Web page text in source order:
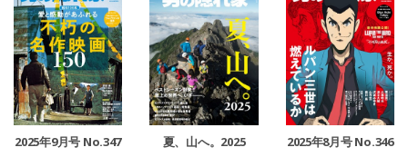
2025年9月号 No.347 夏、山へ。2025 2025年8月号 No.346